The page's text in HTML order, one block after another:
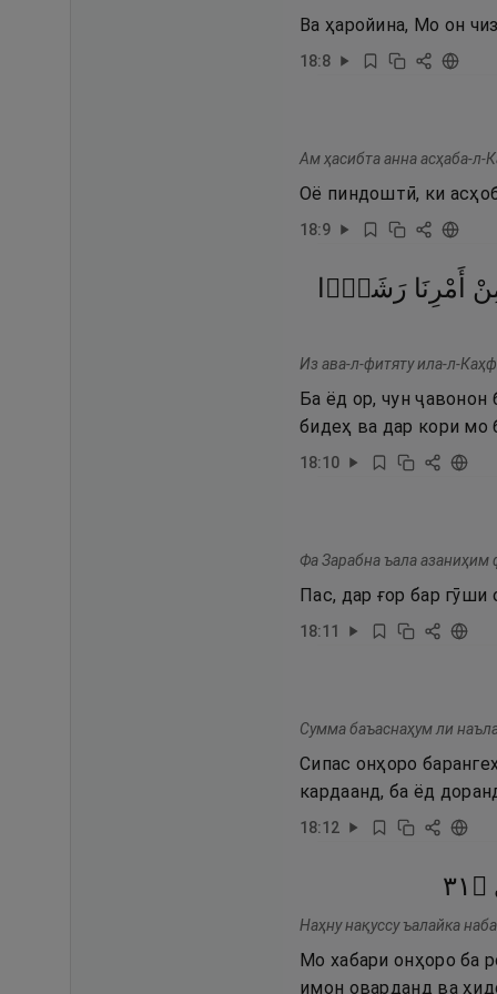
Ва ҳаройина, Мо он
18:8
Ам ҳасибта анна асҳаба-л-
Оё пиндоштӣ, ки
18:9
أَمْرِنَا رَشَدًۭا
Из ава-л-фитяту ила-л-
Ба ёд ор, чун
бидеҳ ва дар кори мо
18:10
Фа Зарабна ъала
Пас, дар ғор бар
18:11
Сумма баъаснаҳум ли
Сипас онҳоро
кардаанд, ба ёд
18:12
۝ ١٣
Наҳну нақуссу ъалайка
Мо хабари онҳоро ба
имон оварданд ва